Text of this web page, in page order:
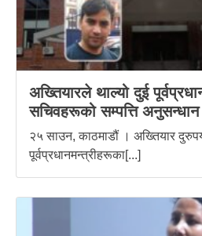
अख्तियारले थाल्यो दुई
सचिवहरूको सम्पत्ति अनुसन्धान
२५ साउन, काठमाडौं । अख्तियार
पूर्वप्रधानमन्त्रीहरूका[...]